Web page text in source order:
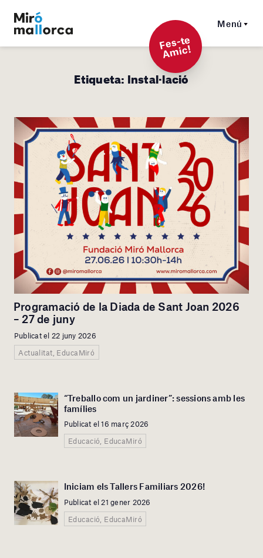
Menú
F
es-t
e
A
mi
c!
Etiqueta: Instal·lació
Programació de la Diada de Sant Joan 2026
– 27 de juny
Publicat el 22 juny 2026
Actualitat, EducaMiró
“Treballo com un jardiner”: sessions amb les
famílies
Publicat el 16 març 2026
Educació, EducaMiró
Iniciam els Tallers Familiars 2026!
Publicat el 21 gener 2026
Educació, EducaMiró